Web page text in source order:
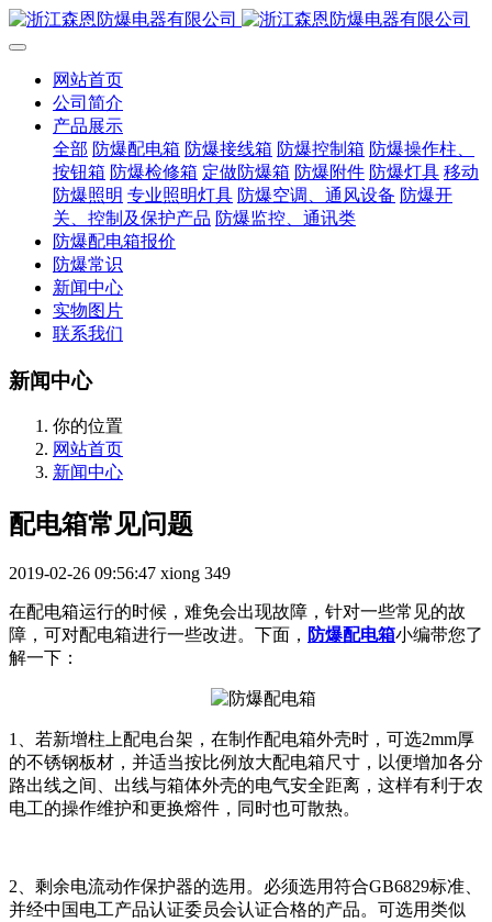
网站首页
公司简介
产品展示
全部 防爆配电箱 防爆接线箱 防爆控制箱 防爆操作柱、
按钮箱 防爆检修箱 定做防爆箱 防爆附件 防爆灯具 移动
防爆照明 专业照明灯具 防爆空调、通风设备 防爆开
关、控制及保护产品 防爆监控、通讯类
防爆配电箱报价
防爆常识
新闻中心
实物图片
联系我们
新闻中心
你的位置
网站首页
新闻中心
配电箱常见问题
2019-02-26 09:56:47 xiong 349
在配电箱运行的时候，难免会出现故障，针对一些常见的故
障，可对配电箱进行一些改进。下面， 防爆配电箱小编带您了
解一下：
1、若新增柱上配电台架，在制作配电箱外壳时，可选2mm厚
的不锈钢板材，并适当按比例放大配电箱尺寸，以便增加各分
路出线之间、出线与箱体外壳的电气安全距离，这样有利于农
电工的操作维护和更换熔件，同时也可散热。
2、剩余电流动作保护器的选用。必须选用符合GB6829标准、
并经中国电工产品认证委员会认证合格的产品。可选用类似